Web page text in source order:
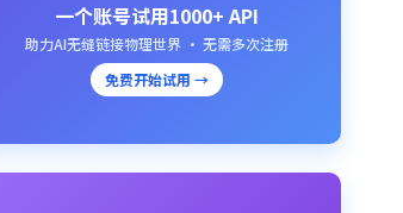
一个账号试用1000+ API
助力AI无缝链接物理世界 · 无需多次注册
免费开始试用 →